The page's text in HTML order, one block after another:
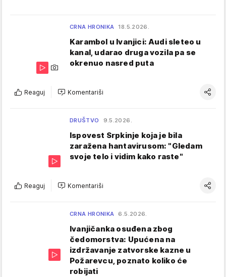
CRNA HRONIKA 18.5.2026.
Karambol u Ivanjici: Audi sleteo u
kanal, udarao druga vozila pa se
okrenuo nasred puta
Reaguj Komentariši
DRUŠTVO 9.5.2026.
Ispovest Srpkinje koja je bila
zaražena hantavirusom: "Gledam
svoje telo i vidim kako raste"
Reaguj Komentariši
CRNA HRONIKA 6.5.2026.
Ivanjičanka osuđena zbog
čedomorstva: Upućena na
izdržavanje zatvorske kazne u
Požarevcu, poznato koliko će
robijati